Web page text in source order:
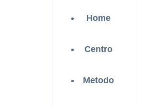
Home
Centro
Metodo